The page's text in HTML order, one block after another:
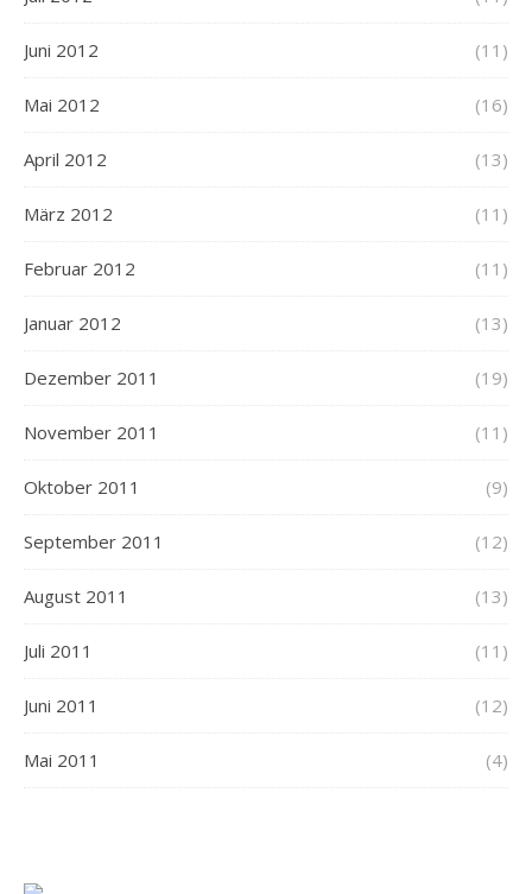
Juni 2012 (11)
Mai 2012 (16)
April 2012 (13)
März 2012 (11)
Februar 2012 (11)
Januar 2012 (13)
Dezember 2011 (19)
November 2011 (11)
Oktober 2011 (9)
September 2011 (12)
August 2011 (13)
Juli 2011 (11)
Juni 2011 (12)
Mai 2011 (4)